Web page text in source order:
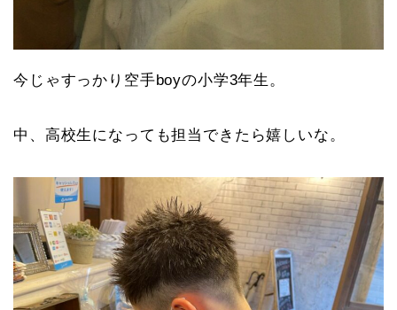
今じゃすっかり空手boyの小学3年生。
中、高校生になっても担当できたら嬉しいな。